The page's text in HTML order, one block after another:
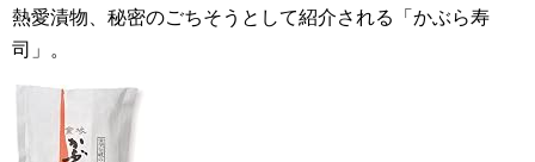
熱愛漬物、秘密のごちそうとして紹介される「かぶら寿
司」。